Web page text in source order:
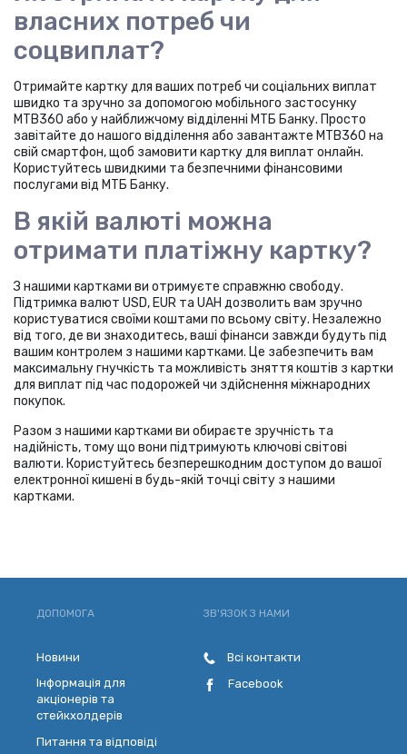
власних потреб чи
соцвиплат?
Отримайте картку для ваших потреб чи соціальних виплат
швидко та зручно за допомогою мобільного застосунку
MTB360 або у найближчому відділенні МТБ Банку. Просто
завітайте до нашого відділення або завантажте MTB360 на
свій смартфон, щоб замовити картку для виплат онлайн.
Користуйтесь швидкими та безпечними фінансовими
послугами від МТБ Банку.
В якій валюті можна
отримати платіжну картку?
З нашими картками ви отримуєте справжню свободу.
Підтримка валют USD, EUR та UAH дозволить вам зручно
користуватися своїми коштами по всьому світу. Незалежно
від того, де ви знаходитесь, ваші фінанси завжди будуть під
вашим контролем з нашими картками. Це забезпечить вам
максимальну гнучкість та можливість зняття коштів з картки
для виплат під час подорожей чи здійснення міжнародних
покупок.
Разом з нашими картками ви обираєте зручність та
надійність, тому що вони підтримують ключові світові
валюти. Користуйтесь безперешкодним доступом до вашої
електронної кишені в будь-якій точці світу з нашими
картками.
ДОПОМОГА
Новини
Інформація для
акціонерів та
стейкхолдерів
Питання та відповіді
ЗВ'ЯЗОК З НАМИ
Всі контакти
Facebook